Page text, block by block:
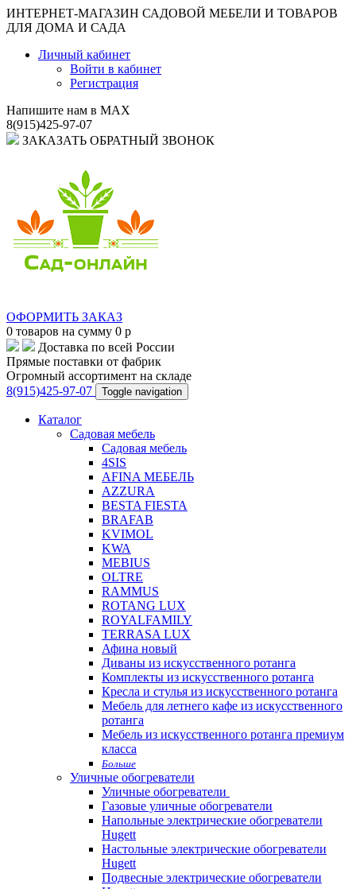
ИНТЕРНЕТ-МАГАЗИН САДОВОЙ МЕБЕЛИ И ТОВАРОВ
ДЛЯ ДОМА И САДА
Личный кабинет
Войти в кабинет
Регистрация
Напишите нам в MAX
8(915)425-97-07
ЗАКАЗАТЬ ОБРАТНЫЙ ЗВОНОК
ОФОРМИТЬ ЗАКАЗ
0 товаров на сумму 0 p
Доставка по всей России
Прямые поставки от фабрик
Огромный ассортимент на складе
8(915)425-97-07
Toggle navigation
Каталог
Садовая мебель
Садовая мебель
4SIS
AFINA МЕБЕЛЬ
AZZURA
BESTA FIESTA
BRAFAB
KVIMOL
KWA
MEBIUS
OLTRE
RAMMUS
ROTANG LUX
ROYALFAMILY
TERRASA LUX
Афина новый
Диваны из искусственного ротанга
Комплекты из искусственного ротанга
Кресла и стулья из искусственного ротанга
Мебель для летнего кафе из искусственного
ротанга
Мебель из искусственного ротанга премиум
класса
Больше
Уличные обогреватели
Уличные обогреватели
Газовые уличные обогреватели
Напольные электрические обогреватели
Hugett
Настольные электрические обогреватели
Hugett
Подвесные электрические обогреватели